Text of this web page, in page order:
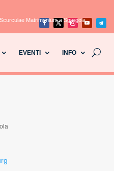
EVENTI INFO
Matrimonium a Sgurgola